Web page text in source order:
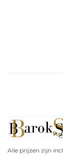
Alle prijzen zijn